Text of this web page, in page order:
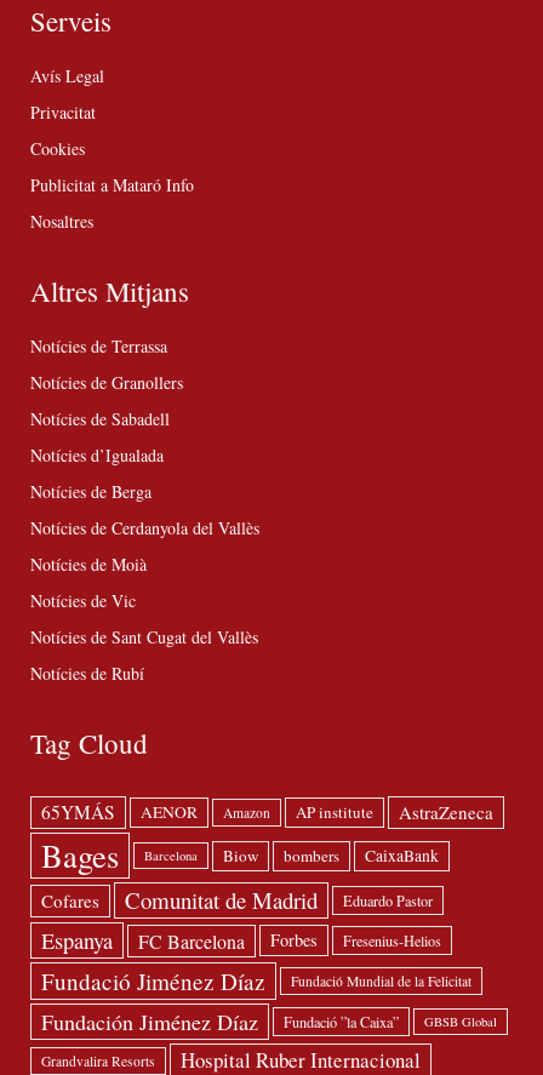
Serveis
Avís Legal
Privacitat
Cookies
Publicitat a Mataró Info
Nosaltres
Altres Mitjans
Notícies de Terrassa
Notícies de Granollers
Notícies de Sabadell
Notícies d’Igualada
Notícies de Berga
Notícies de Cerdanyola del Vallès
Notícies de Moià
Notícies de Vic
Notícies de Sant Cugat del Vallès
Notícies de Rubí
Tag Cloud
65YMÁS AENOR Amazon AP institute AstraZeneca
Bages Barcelona Biow bombers CaixaBank
Cofares Comunitat de Madrid Eduardo Pastor
Espanya FC Barcelona Forbes Fresenius-Helios
Fundació Jiménez Díaz Fundació Mundial de la Felicitat
Fundación Jiménez Díaz Fundació ”la Caixa” GBSB Global
Grandvalira Resorts Hospital Ruber Internacional